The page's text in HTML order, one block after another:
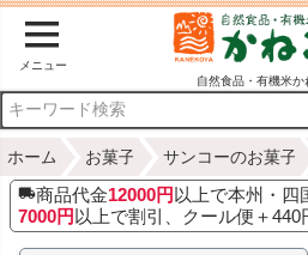
メニュー
自然食品・有機米か
ホーム お菓子 サンコーのお菓子
商品代金12000円 以上で本州・四
7000円 以上で割引、クール便＋440